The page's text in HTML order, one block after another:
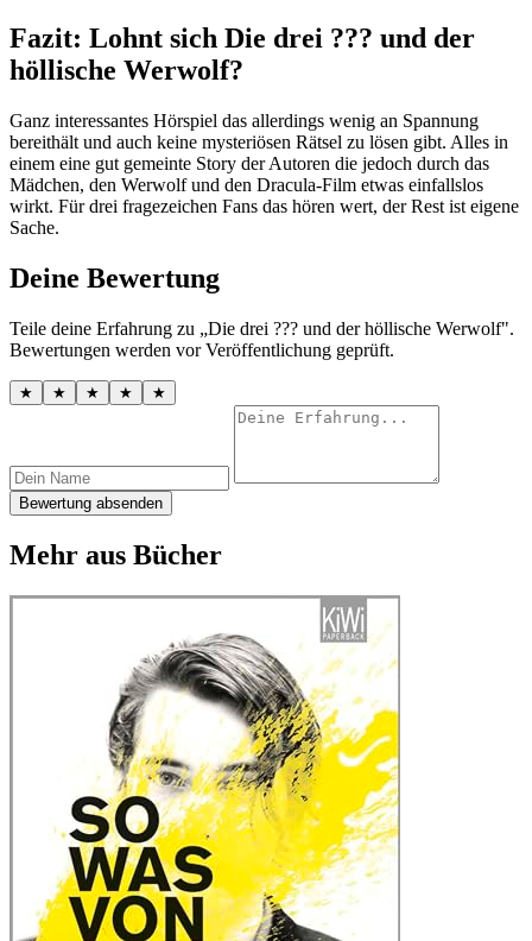
Fazit: Lohnt sich Die drei ??? und der
höllische Werwolf?
Ganz interessantes Hörspiel das allerdings wenig an Spannung
bereithält und auch keine mysteriösen Rätsel zu lösen gibt. Alles in
einem eine gut gemeinte Story der Autoren die jedoch durch das
Mädchen, den Werwolf und den Dracula-Film etwas einfallslos
wirkt. Für drei fragezeichen Fans das hören wert, der Rest ist eigene
Sache.
Deine Bewertung
Teile deine Erfahrung zu „Die drei ??? und der höllische Werwolf".
Bewertungen werden vor Veröffentlichung geprüft.
★ ★ ★ ★ ★
Bewertung absenden
Mehr aus Bücher